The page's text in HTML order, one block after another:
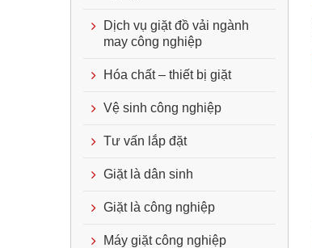
Dịch vụ giặt đồ vải ngành
may công nghiệp
Hóa chất – thiết bị giặt
Vệ sinh công nghiệp
Tư vấn lắp đặt
Giặt là dân sinh
Giặt là công nghiệp
Máy giặt công nghiệp